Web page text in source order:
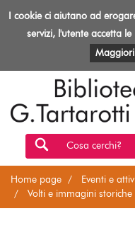
Biblioteca
Rovereto
EVENTI E ATTIVITÀ
Cosa cerchi?
Home page Eventi e
Volti e immagini
I cookie ci aiutano ad
servizi, l'utente accetta